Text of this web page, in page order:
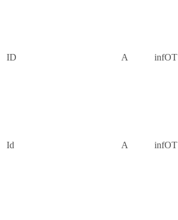
ID A infOT
Id A infOT